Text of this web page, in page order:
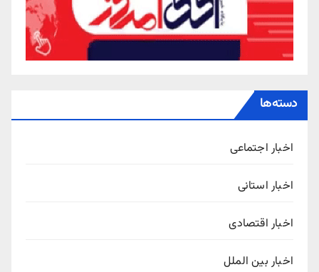
دسته‌ها
اخبار اجتماعی
اخبار استانی
اخبار اقتصادی
اخبار بین الملل